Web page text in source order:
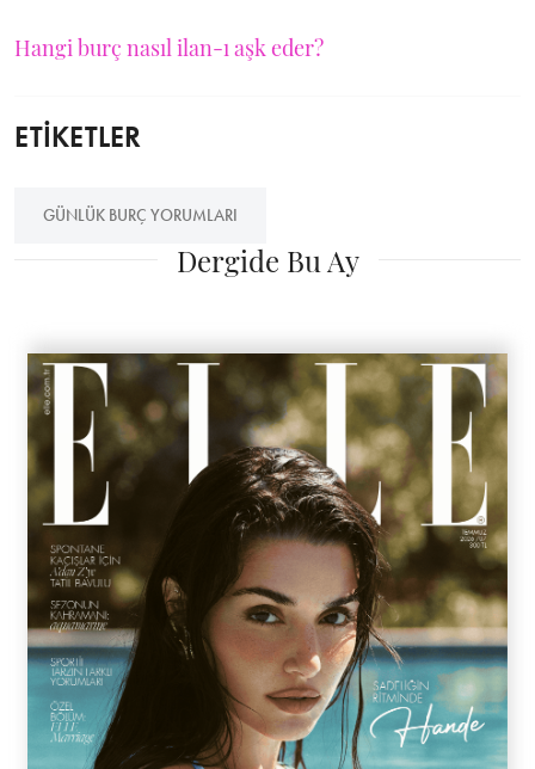
Hangi burç nasıl ilan-ı aşk eder?
ETİKETLER
GÜNLÜK BURÇ YORUMLARI
Dergide Bu Ay